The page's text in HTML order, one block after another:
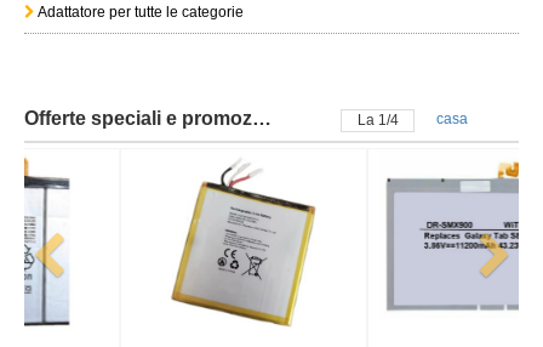
Adattatore per tutte le categorie
Offerte speciali e promozioni La 2/4 casa